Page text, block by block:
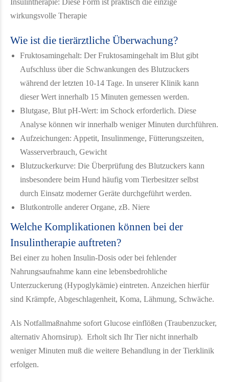
wirkungsvolle Therapie
Wie ist die tierärztliche Überwachung?
Fruktosamingehalt: Der Fruktosamingehalt im Blut gibt
Aufschluss über die Schwankungen des Blutzuckers
während der letzten 10-14 Tage. In unserer Klinik kann
dieser Wert innerhalb 15 Minuten gemessen werden.
Blutgase, Blut pH-Wert: im Schock erforderlich. Diese
Analyse können wir innerhalb weniger Minuten durchführen.
Aufzeichungen: Appetit, Insulinmenge, Fütterungszeiten,
Wasserverbrauch, Gewicht
Blutzuckerkurve: Die Überprüfung des Blutzuckers kann
insbesondere beim Hund häufig vom Tierbesitzer selbst
durch Einsatz moderner Geräte durchgeführt werden.
Blutkontrolle anderer Organe, zB. Niere
Welche Komplikationen können bei der
Insulintherapie auftreten?
Bei einer zu hohen Insulin-Dosis oder bei fehlender
Nahrungsaufnahme kann eine lebensbedrohliche
Unterzuckerung (Hypoglykämie) eintreten. Anzeichen hierfür
sind Krämpfe, Abgeschlagenheit, Koma, Lähmung, Schwäche.
Als Notfallmaßnahme sofort Glucose einflößen (Traubenzucker,
alternativ Ahornsirup). Erholt sich Ihr Tier nicht innerhalb
weniger Minuten muß die weitere Behandlung in der Tierklinik
erfolgen.